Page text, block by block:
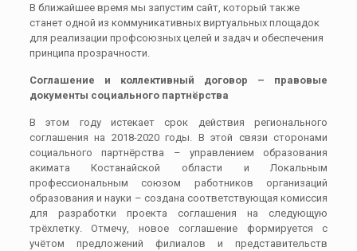
В ближайшее время мы запустим сайт, который также
станет одной из коммуникативных виртуальных площадок
для реализации профсоюзных целей и задач и обеспечения
принципа прозрачности.
Соглашение и коллективный договор – правовые
документы социального партнёрства
В этом году истекает срок действия регионального
соглашения на 2018-2020 годы. В этой связи сторонами
социального партнёрства – управлением образования
акимата Костанайской области и Локальным
профессиональным союзом работников организаций
образования и науки – создана соответствующая комиссия
для разработки проекта соглашения на следующую
трёхлетку. Отмечу, новое соглашение формируется с
учётом предложений филиалов и представительств